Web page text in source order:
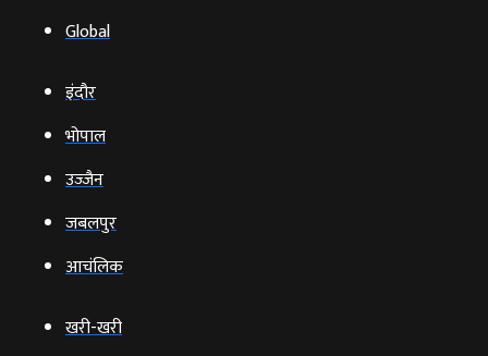
Global
इंदौर
भोपाल
उज्‍जैन
जबलपुर
आचंलिक
खरी-खरी